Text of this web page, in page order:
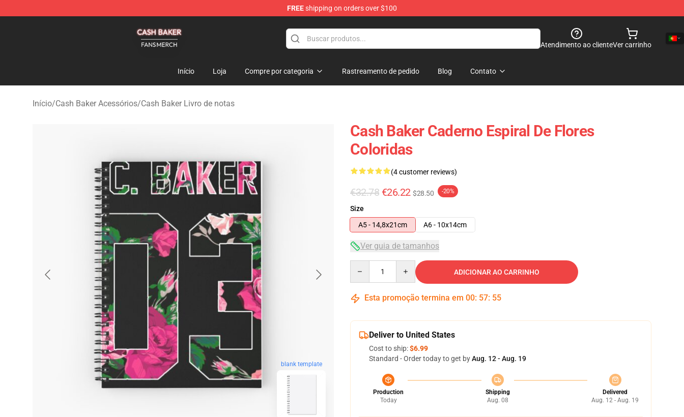
FREEshipping on orders over $100
Atendimento ao clienteVer carrinho
Início Loja Compre por categoria Rastreamento de pedido Blog Contato
Início/Cash Baker Acessórios/Cash Baker Livro de notas
blank template
Cash Baker Caderno Espiral De Flores
Coloridas
(4 customer reviews)
€32.78 €26.22 $28.50 -20%
Size
A5 - 14,8x21cm
A6 - 10x14cm
Ver guia de tamanhos
ADICIONAR AO CARRINHO
Esta promoção termina em 00: 57: 54
Deliver to United States
Cost to ship:$6.99
Standard - Order today to get byAug. 12 - Aug. 19
Production
Today
Shipping
Aug. 08
Delivered
Aug. 12 - Aug. 19